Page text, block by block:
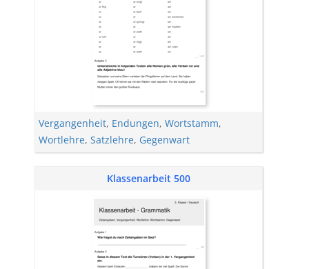
Vergangenheit, Endungen, Wortstamm,
Wortlehre, Satzlehre, Gegenwart
Klassenarbeit 500